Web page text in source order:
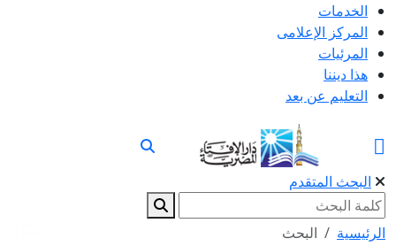
الخدمات
المركز الإعلامى
المرئيات
هذا ديننا
التعليم عن بعد
البحث المتقدم
الرئيسية البحث